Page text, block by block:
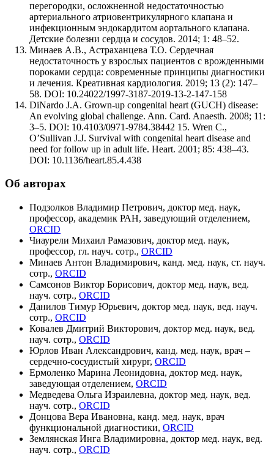
перегородки, осложненной недостаточностью
артериального атриовентрикулярного клапана и
инфекционным эндокардитом аортального клапана.
Детские болезни сердца и сосудов. 2014; 1: 48–52.
Минаев А.В., Астраханцева Т.О. Сердечная
недостаточность у взрослых пациентов с врожденными
пороками сердца: современные принципы диагностики
и лечения. Креативная кардиология. 2019; 13 (2): 147–
58. DOI: 10.24022/1997-3187-2019-13-2-147-158
DiNardo J.A. Grown-up congenital heart (GUCH) disease:
An evolving global challenge. Ann. Card. Anaesth. 2008; 11:
3–5. DOI: 10.4103/0971-9784.38442 15. Wren C.,
O’Sullivan J.J. Survival with congenital heart disease and
need for follow up in adult life. Heart. 2001; 85: 438–43.
DOI: 10.1136/heart.85.4.438
Об авторах
Подзолков Владимир Петрович, доктор мед. наук,
профессор, академик РАН, заведующий отделением,
ORCID
Чиаурели Михаил Рамазович, доктор мед. наук,
профессор, гл. науч. сотр., ORCID
Минаев Антон Владимирович, канд. мед. наук, ст. науч.
сотр., ORCID
Самсонов Виктор Борисович, доктор мед. наук, вед.
науч. сотр., ORCID
Данилов Тимур Юрьевич, доктор мед. наук, вед. науч.
сотр., ORCID
Ковалев Дмитрий Викторович, доктор мед. наук, вед.
науч. сотр., ORCID
Юрлов Иван Александрович, канд. мед. наук, врач –
сердечно-сосудистый хирург, ORCID
Ермоленко Марина Леонидовна, доктор мед. наук,
заведующая отделением, ORCID
Медведева Ольга Израилевна, доктор мед. наук, вед.
науч. сотр., ORCID
Донцова Вера Ивановна, канд. мед. наук, врач
функциональной диагностики, ORCID
Землянская Инга Владимировна, доктор мед. наук, вед.
науч. сотр., ORCID